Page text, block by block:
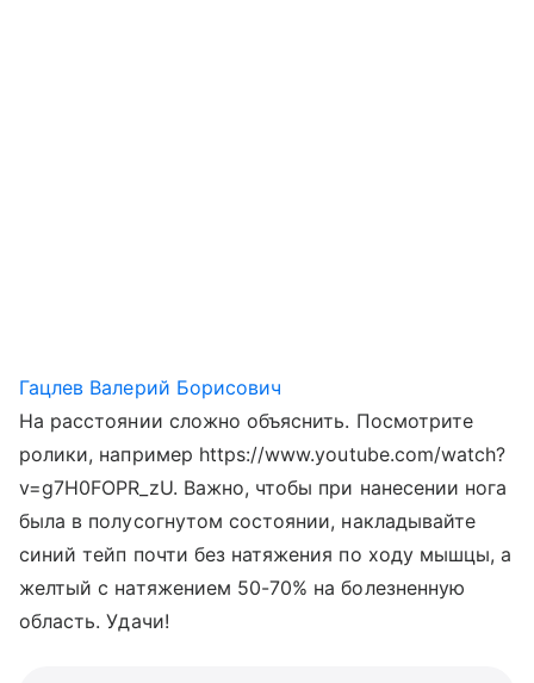
Гацлев Валерий Борисович
На расстоянии сложно объяснить. Посмотрите
ролики, например https://www.youtube.com/watch?
v=g7H0FOPR_zU. Важно, чтобы при нанесении нога
была в полусогнутом состоянии, накладывайте
синий тейп почти без натяжения по ходу мышцы, а
желтый с натяжением 50-70% на болезненную
область. Удачи!